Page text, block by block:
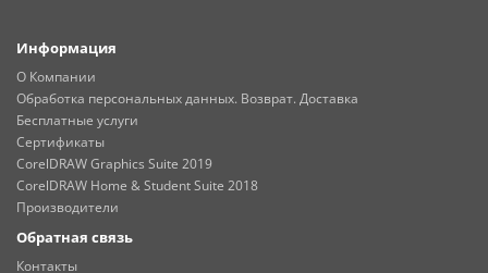
Информация
О Компании
Обработка персональных данных. Возврат. Доставка
Бесплатные услуги
Сертификаты
CorelDRAW Graphics Suite 2019
CorelDRAW Home & Student Suite 2018
Производители
Обратная связь
Контакты